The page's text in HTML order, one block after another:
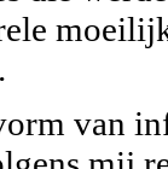
van